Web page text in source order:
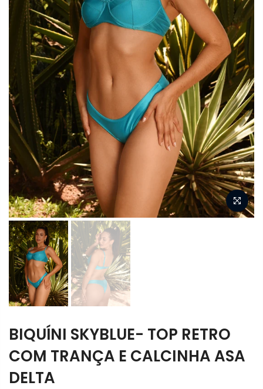
BIQUÍNI SKYBLUE- TOP RETRO
COM TRANÇA E CALCINHA ASA
DELTA